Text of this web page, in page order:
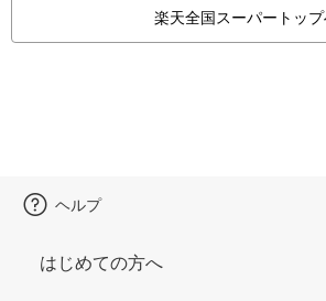
楽天全国スーパートッ
ヘルプ
はじめての方へ